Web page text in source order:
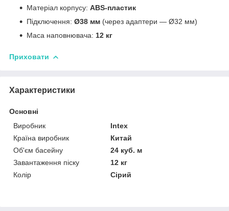
Матеріал корпусу: ABS-пластик
Підключення: Ø38 мм (через адаптери — Ø32 мм)
Маса наповнювача: 12 кг
Приховати
Характеристики
Основні
Виробник
Intex
Країна виробник
Китай
Об'єм басейну
24 куб. м
Завантаження піску
12 кг
Колір
Сірий